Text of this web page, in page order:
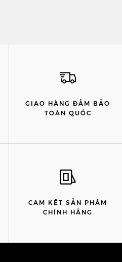
GIAO HÀNG ĐẢM BẢO
TOÀN QUỐC
CAM KẾT SẢN PHẨM
CHÍNH HÃNG